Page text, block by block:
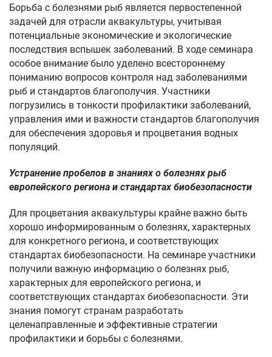
Борьба с болезнями рыб является первостепенной
задачей для отрасли аквакультуры, учитывая
потенциальные экономические и экологические
последствия вспышек заболеваний. В ходе семинара
особое внимание было уделено всестороннему
пониманию вопросов контроля над заболеваниями
рыб и стандартов благополучия. Участники
погрузились в тонкости профилактики заболеваний,
управления ими и важности стандартов благополучия
для обеспечения здоровья и процветания водных
популяций.
Устранение пробелов в знаниях о болезнях рыб
европейского региона и стандартах биобезопасности
Для процветания аквакультуры крайне важно быть
хорошо информированным о болезнях, характерных
для конкретного региона, и соответствующих
стандартах биобезопасности. На семинаре участники
получили важную информацию о болезнях рыб,
характерных для европейского региона, и
соответствующих стандартах биобезопасности. Эти
знания помогут странам разработать
целенаправленные и эффективные стратегии
профилактики и борьбы с болезнями.